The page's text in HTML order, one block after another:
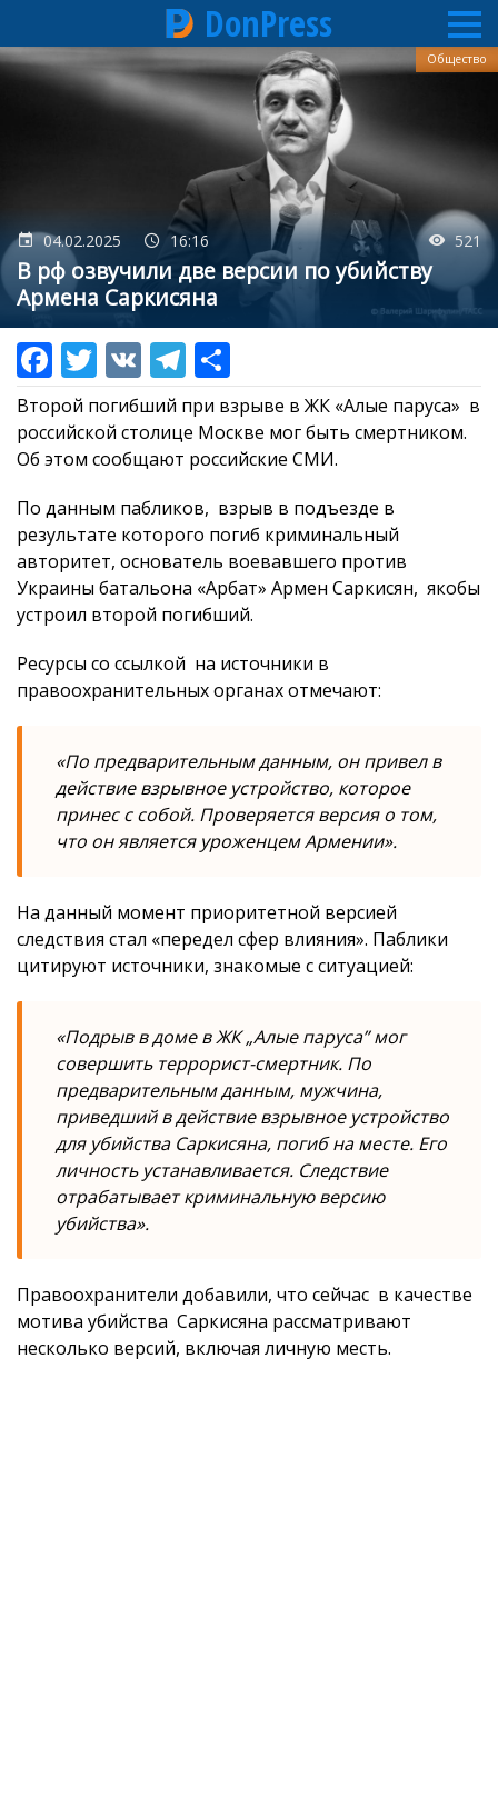
Перейти
DonPress
04.02.2025 16:16 521
В рф озвучили две версии по убийству
Армена Саркисяна
Общество
Второй погибший при взрыве в ЖК «Алые паруса» в
российской столице Москве мог быть смертником.
Об этом сообщают российские СМИ.
По данным пабликов, взрыв в подъезде в
результате которого погиб криминальный
авторитет, основатель воевавшего против
Украины батальона «Арбат» Армен Саркисян, якобы
устроил второй погибший.
Ресурсы со ссылкой на источники в
правоохранительных органах отмечают:
«По предварительным данным, он привел в
действие взрывное устройство, которое
принес с собой. Проверяется версия о том,
что он является уроженцем Армении».
На данный момент приоритетной версией
следствия стал «передел сфер влияния». Паблики
цитируют источники, знакомые с ситуацией:
«Подрыв в доме в ЖК „Алые паруса” мог
совершить террорист-смертник. По
предварительным данным, мужчина,
приведший в действие взрывное устройство
для убийства Саркисяна, погиб на месте. Его
личность устанавливается. Следствие
отрабатывает криминальную версию
убийства».
Правоохранители добавили, что сейчас в качестве
мотива убийства Саркисяна рассматривают
несколько версий, включая личную месть.